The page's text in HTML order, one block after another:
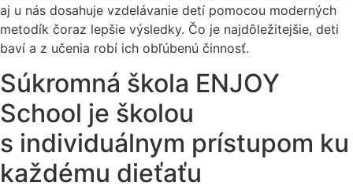
aj u nás dosahuje vzdelávanie detí pomocou moderných
metodík čoraz lepšie výsledky. Čo je najdôležitejšie, deti
baví a z učenia robí ich obľúbenú činnosť.
Súkromná škola ENJOY
School je školou
s individuálnym prístupom ku
každému dieťaťu